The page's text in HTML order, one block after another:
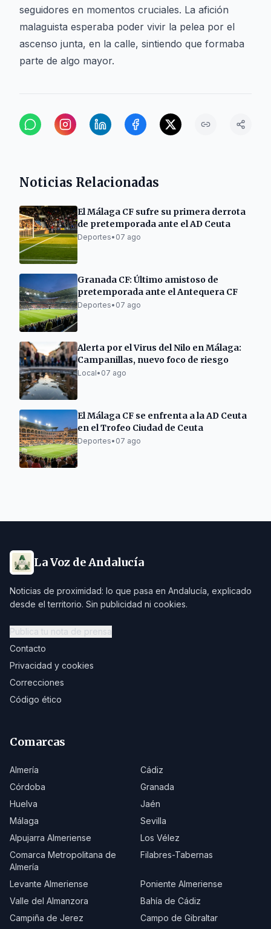
seguidores en momentos cruciales. La afición
malaguista esperaba poder vivir la pelea por el
ascenso junta, en la calle, sintiendo que formaba
parte de algo mayor.
Noticias Relacionadas
El Málaga CF sufre su primera derrota
de pretemporada ante el AD Ceuta
Deportes• 07 ago
Granada CF: Último amistoso de
pretemporada ante el Antequera CF
Deportes• 07 ago
Alerta por el Virus del Nilo en Málaga:
Campanillas, nuevo foco de riesgo
Local• 07 ago
El Málaga CF se enfrenta a la AD Ceuta
en el Trofeo Ciudad de Ceuta
Deportes• 07 ago
La Voz de Andalucía
Noticias de proximidad: lo que pasa en Andalucía, explicado
desde el territorio. Sin publicidad ni cookies.
Publica tu nota de prensa
Contacto
Privacidad y cookies
Correcciones
Código ético
Comarcas
Almería
Cádiz
Córdoba
Granada
Huelva
Jaén
Málaga
Sevilla
Alpujarra Almeriense
Los Vélez
Comarca Metropolitana de
Almería
Filabres-Tabernas
Levante Almeriense
Poniente Almeriense
Valle del Almanzora
Bahía de Cádiz
Campiña de Jerez
Campo de Gibraltar